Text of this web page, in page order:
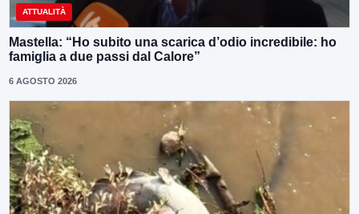
ATTUALITÀ
Mastella: “Ho subito una scarica d’odio incredibile: ho
famiglia a due passi dal Calore”
6 AGOSTO 2026